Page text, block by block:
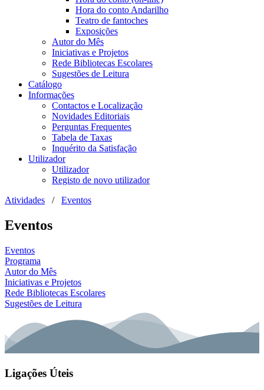
Hora do conto Andarilho
Teatro de fantoches
Exposições
Autor do Mês
Iniciativas e Projetos
Rede Bibliotecas Escolares
Sugestões de Leitura
Catálogo
Informações
Contactos e Localização
Novidades Editoriais
Perguntas Frequentes
Tabela de Taxas
Inquérito da Satisfação
Utilizador
Utilizador
Registo de novo utilizador
Atividades
/ Eventos
Eventos
Eventos
Programa
Autor do Mês
Iniciativas e Projetos
Rede Bibliotecas Escolares
Sugestões de Leitura
Ligações Úteis